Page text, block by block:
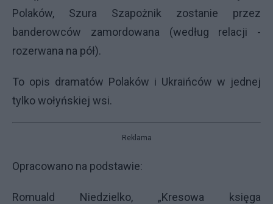
Polaków, Szura Szapożnik zostanie przez
banderowców zamordowana (według relacji -
rozerwana na pół).
To opis dramatów Polaków i Ukraińców w jednej
tylko wołyńskiej wsi.
Reklama
Opracowano na podstawie:
Romuald Niedzielko, „Kresowa księga